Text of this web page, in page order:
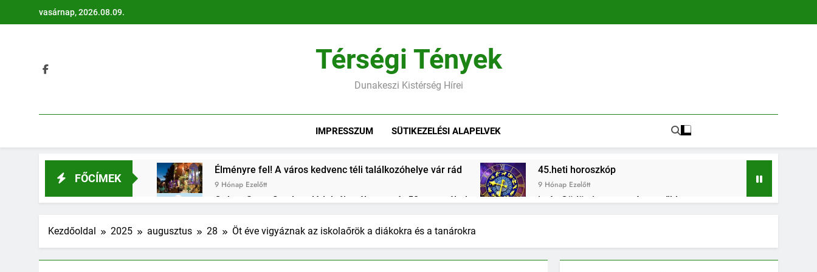
vasárnap, 2026.08.09.
Térségi Tények
Dunakeszi Kistérség Hírei
IMPRESSZUM SÜTIKEZELÉSI ALAPELVEK
FŐCÍMEK
Élményre fel! A város kedvenc téli találkozóhelye vár rád
9 Hónap Ezelőtt
45.heti horoszkóp
9 Hónap Ezelőtt
Otthon Start: fiatal családok új esélye – már 50 ezren éltek vele, Dunakeszin és Gödön is egyre népszerűbb
Évi 1 millió forinttal segíti a kormány a közszolgákat lakáshoz jutni
9 Hónap Ezelőtt
Méltóságteljes megemlékezések Dunakeszin és Gödön – a közösség ereje és az összetartozás ünnepe
Kezdőoldal 2025 augusztus 28 Öt éve vigyáznak az iskolaőrök a diákokra és a tanárokra